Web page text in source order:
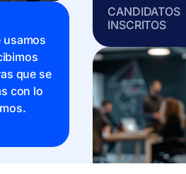
usamos
que se
con lo
CANDIDATOS
INSCRITOS